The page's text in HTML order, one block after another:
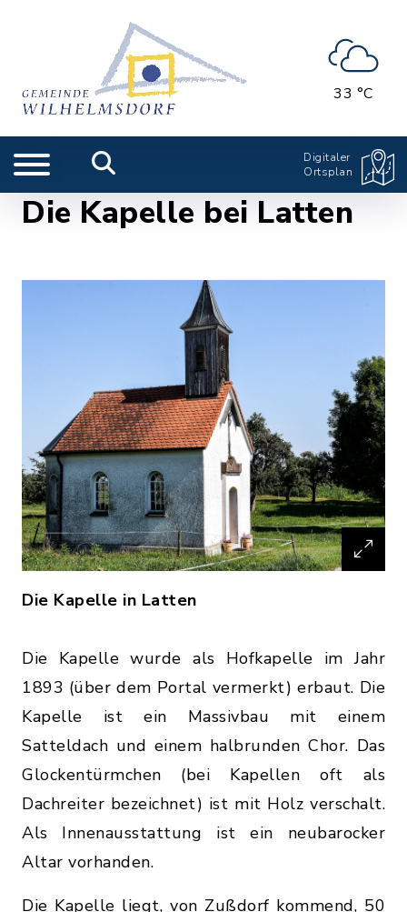
33 °C
Digitaler
Ortsplan
Die Kapelle bei Latten
Die Kapelle in Latten
Die Kapelle wurde als Hofkapelle im Jahr
1893 (über dem Portal vermerkt) erbaut. Die
Kapelle ist ein Massivbau mit einem
Satteldach und einem halbrunden Chor. Das
Glockentürmchen (bei Kapellen oft als
Dachreiter bezeichnet) ist mit Holz verschalt.
Als Innenausstattung ist ein neubarocker
Altar vorhanden.
Die Kapelle liegt, von Zußdorf kommend, 50